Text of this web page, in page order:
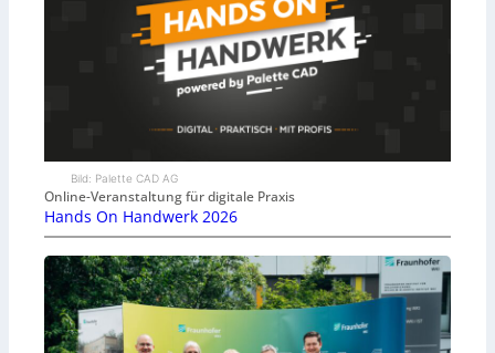
Bild: Palette CAD AG
Online-Veranstaltung für digitale Praxis
Hands On Handwerk 2026